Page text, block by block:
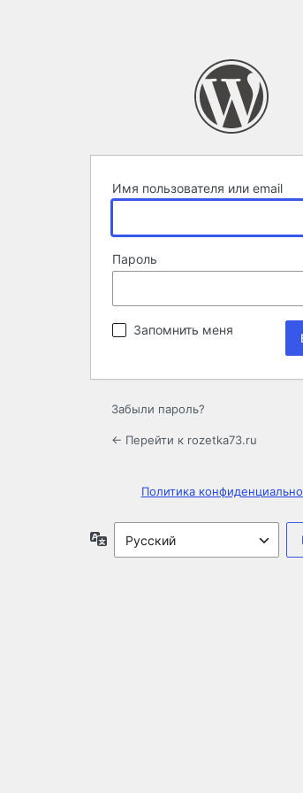
Имя пользователя или email
Пароль
Запомнить меня
Забыли пароль?
← Перейти к rozetka73.ru
Политика
Язык